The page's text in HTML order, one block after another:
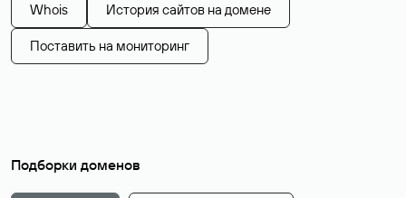
Whois История сайтов на домене
Поставить на мониторинг
Подборки доменов